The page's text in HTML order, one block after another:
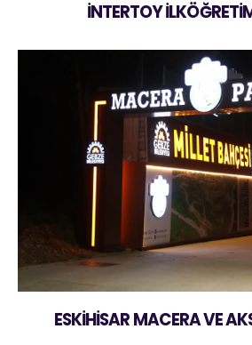
İNTERTOY
ESKİHİSAR MACERA VE